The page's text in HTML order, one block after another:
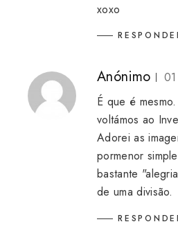
xoxo
Anónimo
É que é
voltámos ao
Adorei as
pormenor
bastante
de uma divisão.